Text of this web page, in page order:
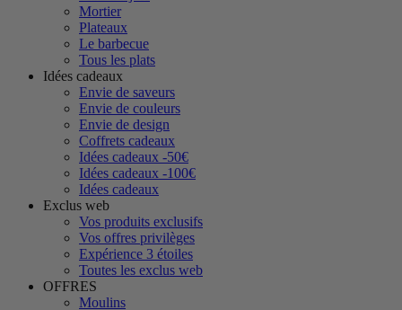
Mortier
Plateaux
Le barbecue
Tous les plats
Idées cadeaux
Envie de saveurs
Envie de couleurs
Envie de design
Coffrets cadeaux
Idées cadeaux -50€
Idées cadeaux -100€
Idées cadeaux
Exclus web
Vos produits exclusifs
Vos offres privilèges
Expérience 3 étoiles
Toutes les exclus web
OFFRES
Moulins